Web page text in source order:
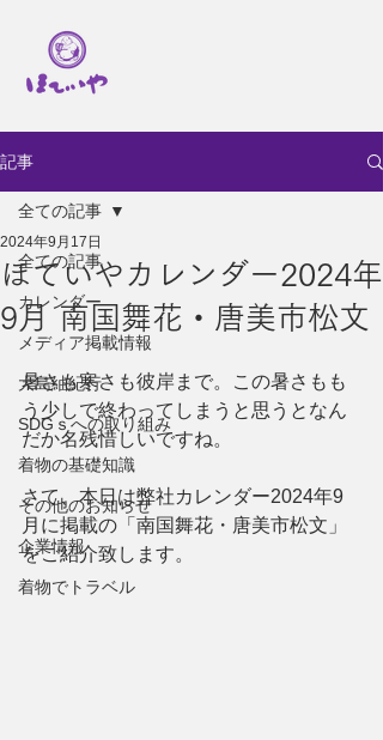
記事
全ての記事
カレンダー
メディア掲載情報
大島紬紀行
SDGｓへの取り組み
着物の基礎知識
その他のお知らせ
企業情報
着物でトラベル
全ての記事
ほていやカレンダー2024年
9月 南国舞花・唐美市松文
2024年9月17日
暑さも寒さも彼岸まで。この暑さもも
う少しで終わってしまうと思うとなん
だか名残惜しいですね。
さて、本日は弊社カレンダー2024年9
月に掲載の「南国舞花・唐美市松文」
をご紹介致します。